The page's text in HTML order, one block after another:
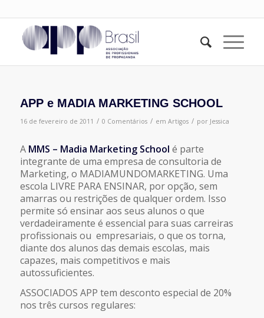
APP e MADIA MARKETING SCHOOL
16 de fevereiro de 2011 / 0 Comentários / em Artigos / por Jessica
A MMS – Madia Marketing School é parte
integrante de uma empresa de consultoria de
Marketing, o MADIAMUNDOMARKETING. Uma
escola LIVRE PARA ENSINAR, por opção, sem
amarras ou restrições de qualquer ordem. Isso
permite só ensinar aos seus alunos o que
verdadeiramente é essencial para suas carreiras
profissionais ou empresariais, o que os torna,
diante dos alunos das demais escolas, mais
capazes, mais competitivos e mais
autossuficientes.
ASSOCIADOS APP tem desconto especial de 20%
nos três cursos regulares: